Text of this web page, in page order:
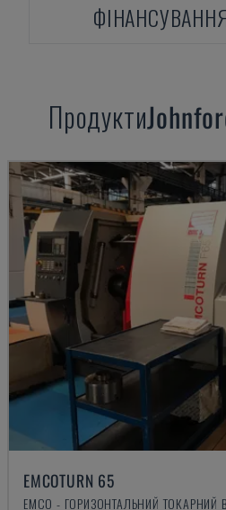
Продукти
EMCOTURN 65
EMCO - ГОРИЗОНТАЛЬНИЙ ТОКАРНИЙ